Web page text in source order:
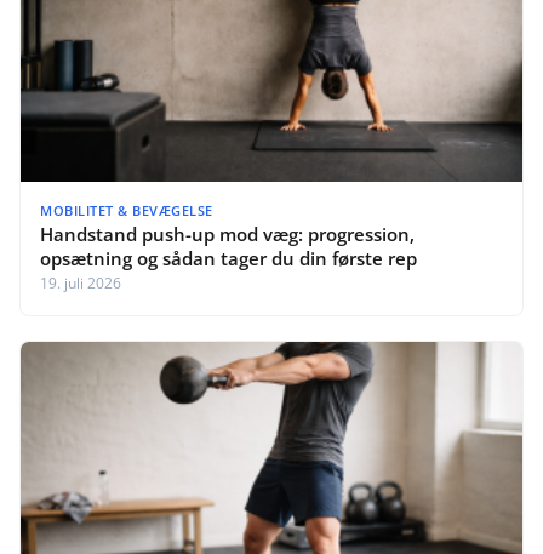
MOBILITET & BEVÆGELSE
Handstand push-up mod væg: progression,
opsætning og sådan tager du din første rep
19. juli 2026